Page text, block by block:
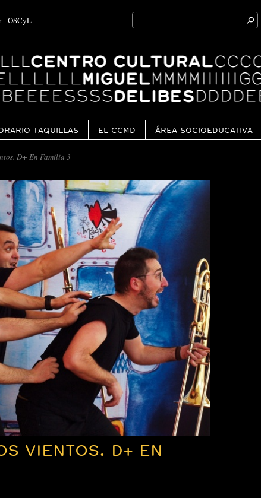
OSCyL
Search
for:
TAQUILLAS EL CCMD ÁREA SOCIOEDUCATIVA
D+ En Familia 3
VIENTOS. D+ EN